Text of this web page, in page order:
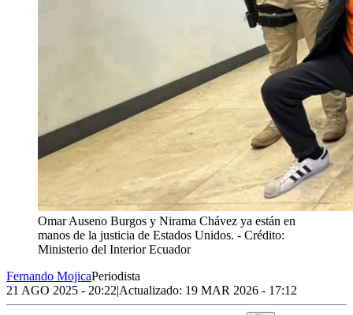
Omar Auseno Burgos y Nirama Chávez ya están en
manos de la justicia de Estados Unidos. - Crédito:
Ministerio del Interior Ecuador
Fernando MojicaPeriodista
21 AGO 2025 - 20:22|Actualizado: 19 MAR 2026 - 17:12